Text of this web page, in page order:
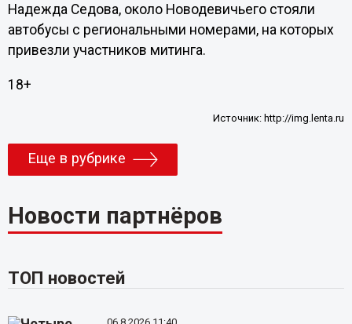
Надежда Седова, около Новодевичьего стояли
автобусы с региональными номерами, на которых
привезли участников митинга.
18+
Источник: http://img.lenta.ru
Еще в рубрике
Новости партнёров
ТОП новостей